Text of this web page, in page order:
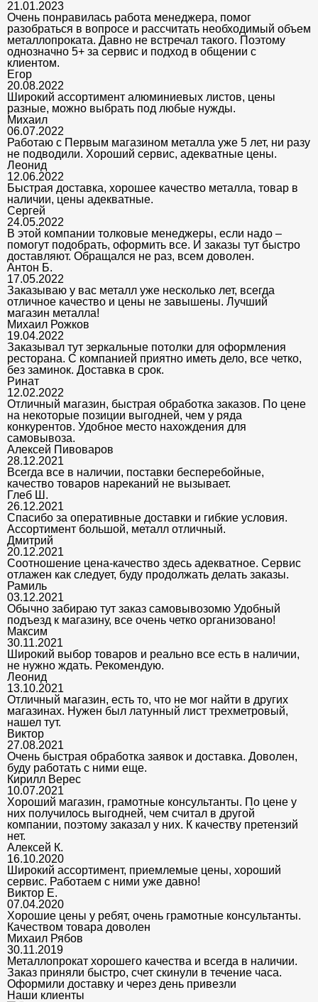
21.01.2023
Очень понравилась работа менеджера, помог
разобраться в вопросе и рассчитать необходимый объем
металлопроката. Давно не встречал такого. Поэтому
однозначно 5+ за сервис и подход в общении с
клиентом.
Егор
20.08.2022
Широкий ассортимент алюминиевых листов, цены
разные, можно выбрать под любые нужды.
Михаил
06.07.2022
Работаю с Первым магазином металла уже 5 лет, ни разу
не подводили. Хороший сервис, адекватные цены.
Леонид
12.06.2022
Быстрая доставка, хорошее качество металла, товар в
наличии, цены адекватные.
Сергей
24.05.2022
В этой компании толковые менеджеры, если надо –
помогут подобрать, оформить все. И заказы тут быстро
доставляют. Обращался не раз, всем доволен.
Антон Б.
17.05.2022
Заказываю у вас металл уже несколько лет, всегда
отличное качество и цены не завышены. Лучший
магазин металла!
Михаил Рожков
19.04.2022
Заказывал тут зеркальные потолки для оформления
ресторана. С компанией приятно иметь дело, все четко,
без заминок. Доставка в срок.
Ринат
12.02.2022
Отличный магазин, быстрая обработка заказов. По цене
на некоторые позиции выгодней, чем у ряда
конкурентов. Удобное место нахождения для
самовывоза.
Алексей Пивоваров
28.12.2021
Всегда все в наличии, поставки бесперебойные,
качество товаров нареканий не вызывает.
Глеб Ш.
26.12.2021
Спасибо за оперативные доставки и гибкие условия.
Ассортимент большой, металл отличный.
Дмитрий
20.12.2021
Соотношение цена-качество здесь адекватное. Сервис
отлажен как следует, буду продолжать делать заказы.
Рамиль
03.12.2021
Обычно забираю тут заказ самовывозомю Удобный
подъезд к магазину, все очень четко организовано!
Максим
30.11.2021
Широкий выбор товаров и реально все есть в наличии,
не нужно ждать. Рекомендую.
Леонид
13.10.2021
Отличный магазин, есть то, что не мог найти в других
магазинах. Нужен был латунный лист трехметровый,
нашел тут.
Виктор
27.08.2021
Очень быстрая обработка заявок и доставка. Доволен,
буду работать с ними еще.
Кирилл Верес
10.07.2021
Хороший магазин, грамотные консультанты. По цене у
них получилось выгодней, чем считал в другой
компании, поэтому заказал у них. К качеству претензий
нет.
Алексей К.
16.10.2020
Широкий ассортимент, приемлемые цены, хороший
сервис. Работаем с ними уже давно!
Виктор Е.
07.04.2020
Хорошие цены у ребят, очень грамотные консультанты.
Качеством товара доволен
Михаил Рябов
30.11.2019
Металлопрокат хорошего качества и всегда в наличии.
Заказ приняли быстро, счет скинули в течение часа.
Оформили доставку и через день привезли
Наши клиенты